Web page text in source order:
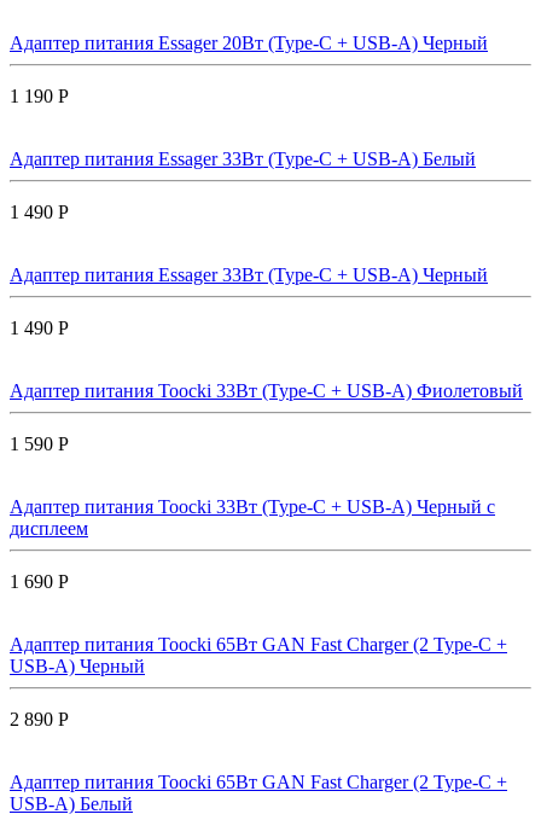
Адаптер питания Essager 20Вт (Type-C + USB-A) Черный
1 190 Р
Адаптер питания Essager 33Вт (Type-C + USB-A) Белый
1 490 Р
Адаптер питания Essager 33Вт (Type-C + USB-A) Черный
1 490 Р
Адаптер питания Toocki 33Вт (Type-C + USB-A) Фиолетовый
1 590 Р
Адаптер питания Toocki 33Вт (Type-C + USB-A) Черный с
дисплеем
1 690 Р
Адаптер питания Toocki 65Вт GAN Fast Charger (2 Type-C +
USB-A) Черный
2 890 Р
Адаптер питания Toocki 65Вт GAN Fast Charger (2 Type-C +
USB-A) Белый